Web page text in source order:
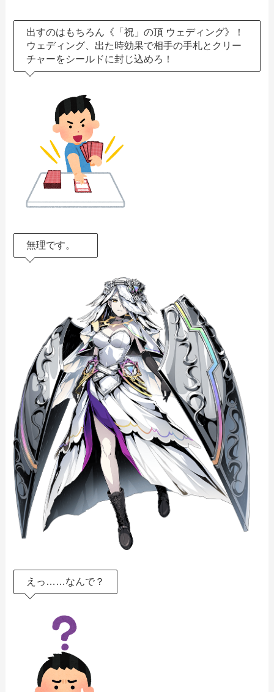
出すのはもちろん《「祝」の頂 ウェディング》！
ウェディング、出た時効果で相手の手札とクリー
チャーをシールドに封じ込めろ！
無理です。
えっ……なんで？